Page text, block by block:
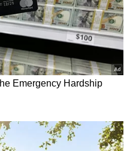
ఇందిరమ్మ రాజ్యంగా
కాదు సేవకులం అని
ఈ ప్రాంత అభివృద్ది
కార్యకర్తలను